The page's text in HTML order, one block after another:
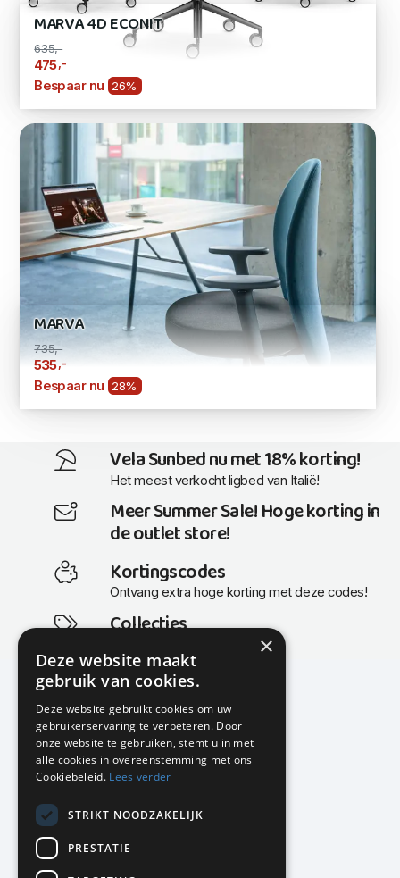
MARVA 4D ECONIT
635,-
475,-
Bespaar nu 26%
MARVA
735,-
535,-
Bespaar nu 28%
Vela Sunbed nu met 18% korting!
Het meest verkocht ligbed van Italië!
Meer Summer Sale! Hoge korting in
de outlet store!
Kortingscodes
Ontvang extra hoge korting met deze codes!
Collecties
Actuele en populaire collecties
KMP Kantoormeubilair
Airport Business Park
Frankfurtstraat 29-31
1175 RH Lijnden
020-617 01 26
info@kmpkantoormeubilair.nl
×
Deze website maakt
gebruik van cookies.
Deze website gebruikt cookies om uw
gebruikerservaring te verbeteren. Door
onze website te gebruiken, stemt u in met
alle cookies in overeenstemming met ons
Cookiebeleid. Lees verder
STRIKT NOODZAKELIJK
PRESTATIE